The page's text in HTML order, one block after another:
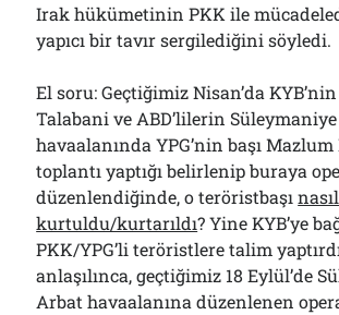
Irak hükümetinin PKK ile
yapıcı bir tavır sergilediğini söyledi.
El soru: Geçtiğimiz Nisan’da KYB’nin
Talabani ve ABD’lilerin Süleymaniye
havaalanında YPG’nin başı
toplantı yaptığı belirlenip buraya
düzenlendiğinde, o teröristbaşınasıl
kurtuldu/kurtarıldı? Yine KYB’ye
PKK/YPG’li teröristlere talim
anlaşılınca, geçtiğimiz 18 Eylül’de
Arbat havaalanına düzenlenen